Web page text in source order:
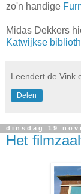
zo'n handige
Midas Dekkers
Katwijkse
Leendert de Vink
Delen
dinsdag 19
Het